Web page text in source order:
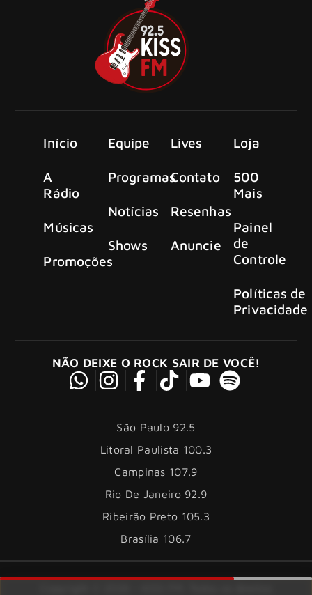
Início
A
Rádio
Músicas
Promoções
Equipe
Programas
Notícias
Shows
Lives
Contato
Resenhas
Anuncie
Loja
500
Mais
Painel
de
Controle
Políticas de
Privacidade
NÃO DEIXE O ROCK SAIR DE VOCÊ!
São Paulo 92.5
Litoral Paulista 100.3
Campinas 107.9
Rio De Janeiro 92.9
Ribeirão Preto 105.3
Brasília 106.7